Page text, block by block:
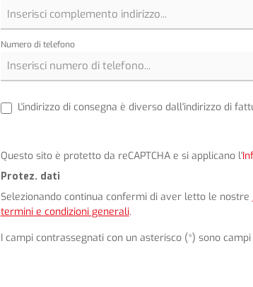
Numero di telefono
L'indirizzo di consegna è diverso dall'indirizzo di
Questo sito è protetto da reCAPTCHA e si applicano l'
Protez. dati
Selezionando continua confermi di aver letto le nostre
termini e condizioni generali.
I campi contrassegnati con un asterisco (*) sono